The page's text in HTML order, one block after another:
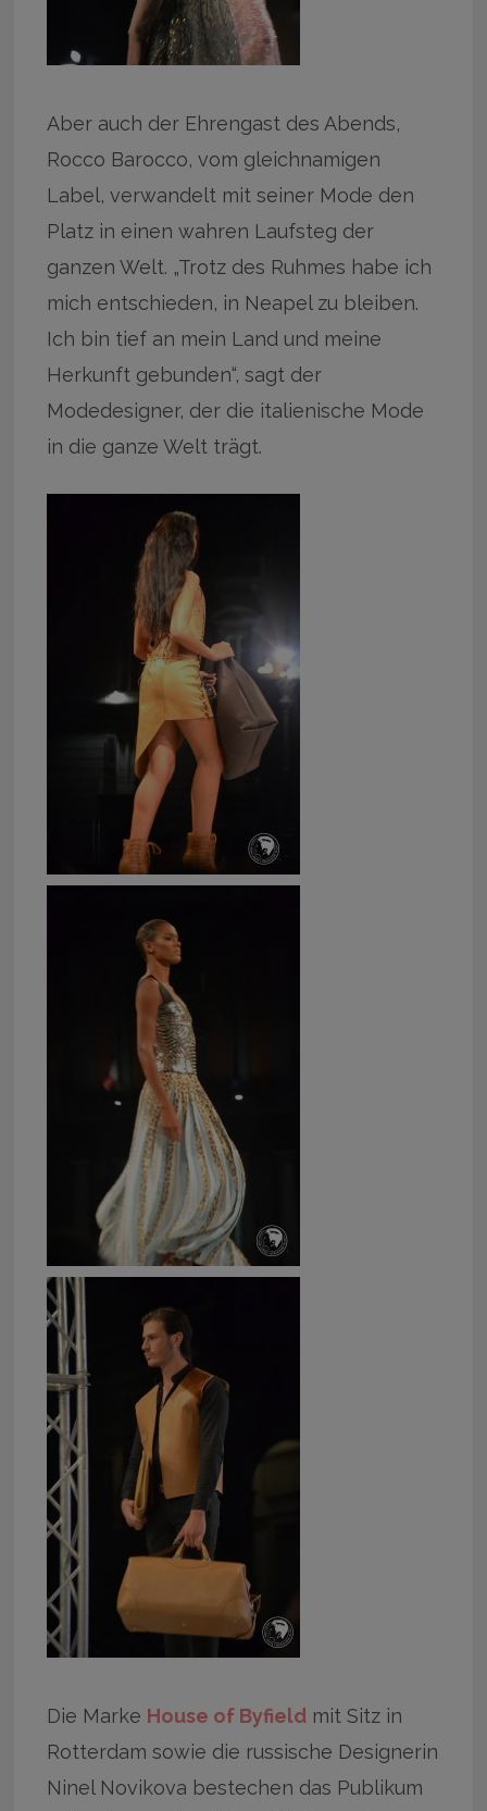
Aber auch der Ehrengast des Abends,
Rocco Barocco, vom gleichnamigen
Label, verwandelt mit seiner Mode den
Platz in einen wahren Laufsteg der
ganzen Welt. „Trotz des Ruhmes habe ich
mich entschieden, in Neapel zu bleiben.
Ich bin tief an mein Land und meine
Herkunft gebunden“, sagt der
Modedesigner, der die italienische Mode
in die ganze Welt trägt.
Die Marke House of Byfield mit Sitz in
Rotterdam sowie die russische Designerin
Ninel Novikova bestechen das Publikum